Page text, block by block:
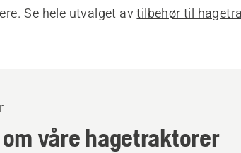
Se hele utvalget avtilbehør til
våre hagetraktorer